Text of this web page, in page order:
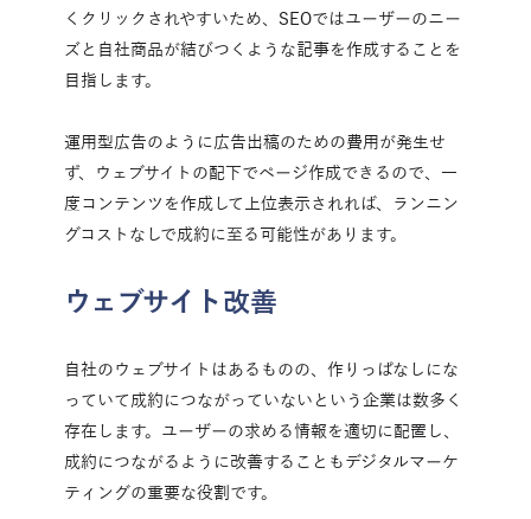
くクリックされやすいため、SEOではユーザーのニー
ズと自社商品が結びつくような記事を作成することを
目指します。
運用型広告のように広告出稿のための費用が発生せ
ず、ウェブサイトの配下でページ作成できるので、一
度コンテンツを作成して上位表示されれば、ランニン
グコストなしで成約に至る可能性があります。
ウェブサイト改善
自社のウェブサイトはあるものの、作りっぱなしにな
っていて成約につながっていないという企業は数多く
存在します。ユーザーの求める情報を適切に配置し、
成約につながるように改善することもデジタルマーケ
ティングの重要な役割です。